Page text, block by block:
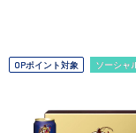
OPポイント対象 ソーシャ